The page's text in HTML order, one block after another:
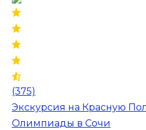
(375)
Экскурсия на Красную
Олимпиады в Сочи